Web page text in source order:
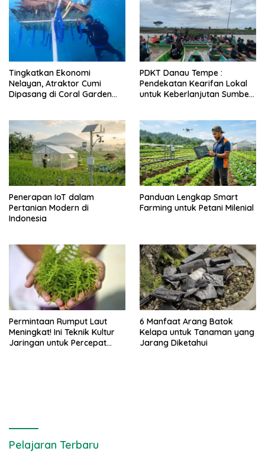
Tingkatkan Ekonomi
Nelayan, Atraktor Cumi
Dipasang di Coral Garden
PDKT Danau Tempe :
Pendekatan Kearifan Lokal
untuk Keberlanjutan Sumber
Penerapan IoT dalam
Pertanian Modern di
Indonesia
Panduan Lengkap Smart
Farming untuk Petani Milenial
Permintaan Rumput Laut
Meningkat! Ini Teknik Kultur
Jaringan untuk Percepat
6 Manfaat Arang Batok
Kelapa untuk Tanaman yang
Jarang Diketahui
Pelajaran Terbaru